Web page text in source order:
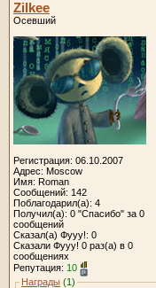
Zilkee
Осевший
Регистрация: 06.10.2007
Адрес: Moscow
Имя: Roman
Сообщений: 142
Поблагодарил(а): 4
Получил(а): 0 "Спасибо" за 0
сообщений
Сказал(а) Фууу!: 0
Сказали Фууу! 0 раз(а) в 0
сообщениях
Репутация: 10
Награды (1)